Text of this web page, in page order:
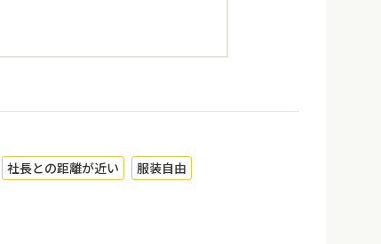
社長との距離が近い
服装自由